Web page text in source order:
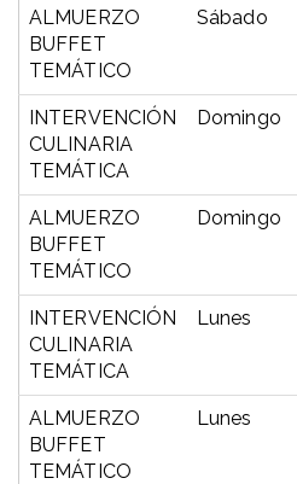
ALMUERZO
BUFFET
TEMÁTICO
Sábado
INTERVENCIÓN
CULINARIA
TEMÁTICA
Domingo
ALMUERZO
BUFFET
TEMÁTICO
Domingo
INTERVENCIÓN
CULINARIA
TEMÁTICA
Lunes
ALMUERZO
BUFFET
TEMÁTICO
Lunes